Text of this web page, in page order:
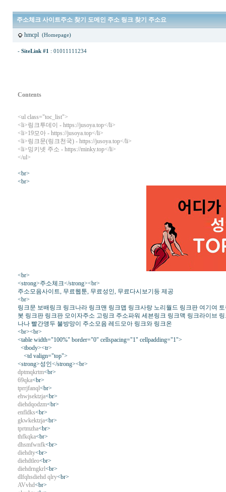
주소체크 사이트주소 찾기 도메인 주소 링크 찾기 주소요
hmcpl (Homepage)
- SiteLink #1 : 01011111234
Contents
<ul class="toc_list">
<li>링크투데이 - https://jusoya.top</li>
<li>19모아- https://jusoya.top</li>
<li>링크문(링크천국)- https://jusoya.top</li>
<li>밍키넷 주소 - https://minky.top</li>
</ul>
<br>
<br>
<br>
<strong>주소체크</strong><br>
주소모음사이트, 무료웹툰, 무료성인, 무료다시보기등 제공
<br>
링크문 보배링크 링크나라 링크맨 링크맵 링크사랑 노리월드 링크판 여기여
봇 링크판 링크판 모이자주소 고링크 주소파워 세븐링크 링크맥 링크라이브
나나 빨간앵두 불방망이 주소모음 레드모아 링크와 링크온
<br><br>
<table width="100%" border="0" cellspacing="1" cellpadding="1">
<tbody><tr>
<td valign="top">
<strong>성인</strong><br>
dptmqkrtm<br>
69qka<br>
tprrjfanql<br>
ehwjsektzja<br>
diehdqodzm<br>
enfldks<br>
gkwkektzja<br>
tprtmzha<br>
thfkqka<br>
dhsmfwnfk<br>
diehdty<br>
diehdtleo<br>
diehdrngkrl<br>
dlfqhsdiehd qlry<br>
AVvhd<br>